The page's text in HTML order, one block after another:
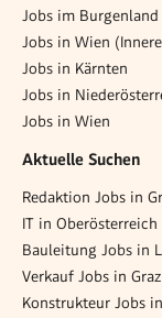
Jobs im Burgenland
Jobs in Wien
Jobs in Kärnten
Jobs in
Jobs in Wien
Aktuelle Suchen
Redaktion Jobs in
IT in Oberösterreich
Bauleitung Jobs in
Verkauf Jobs in Graz
Konstrukteur Jobs